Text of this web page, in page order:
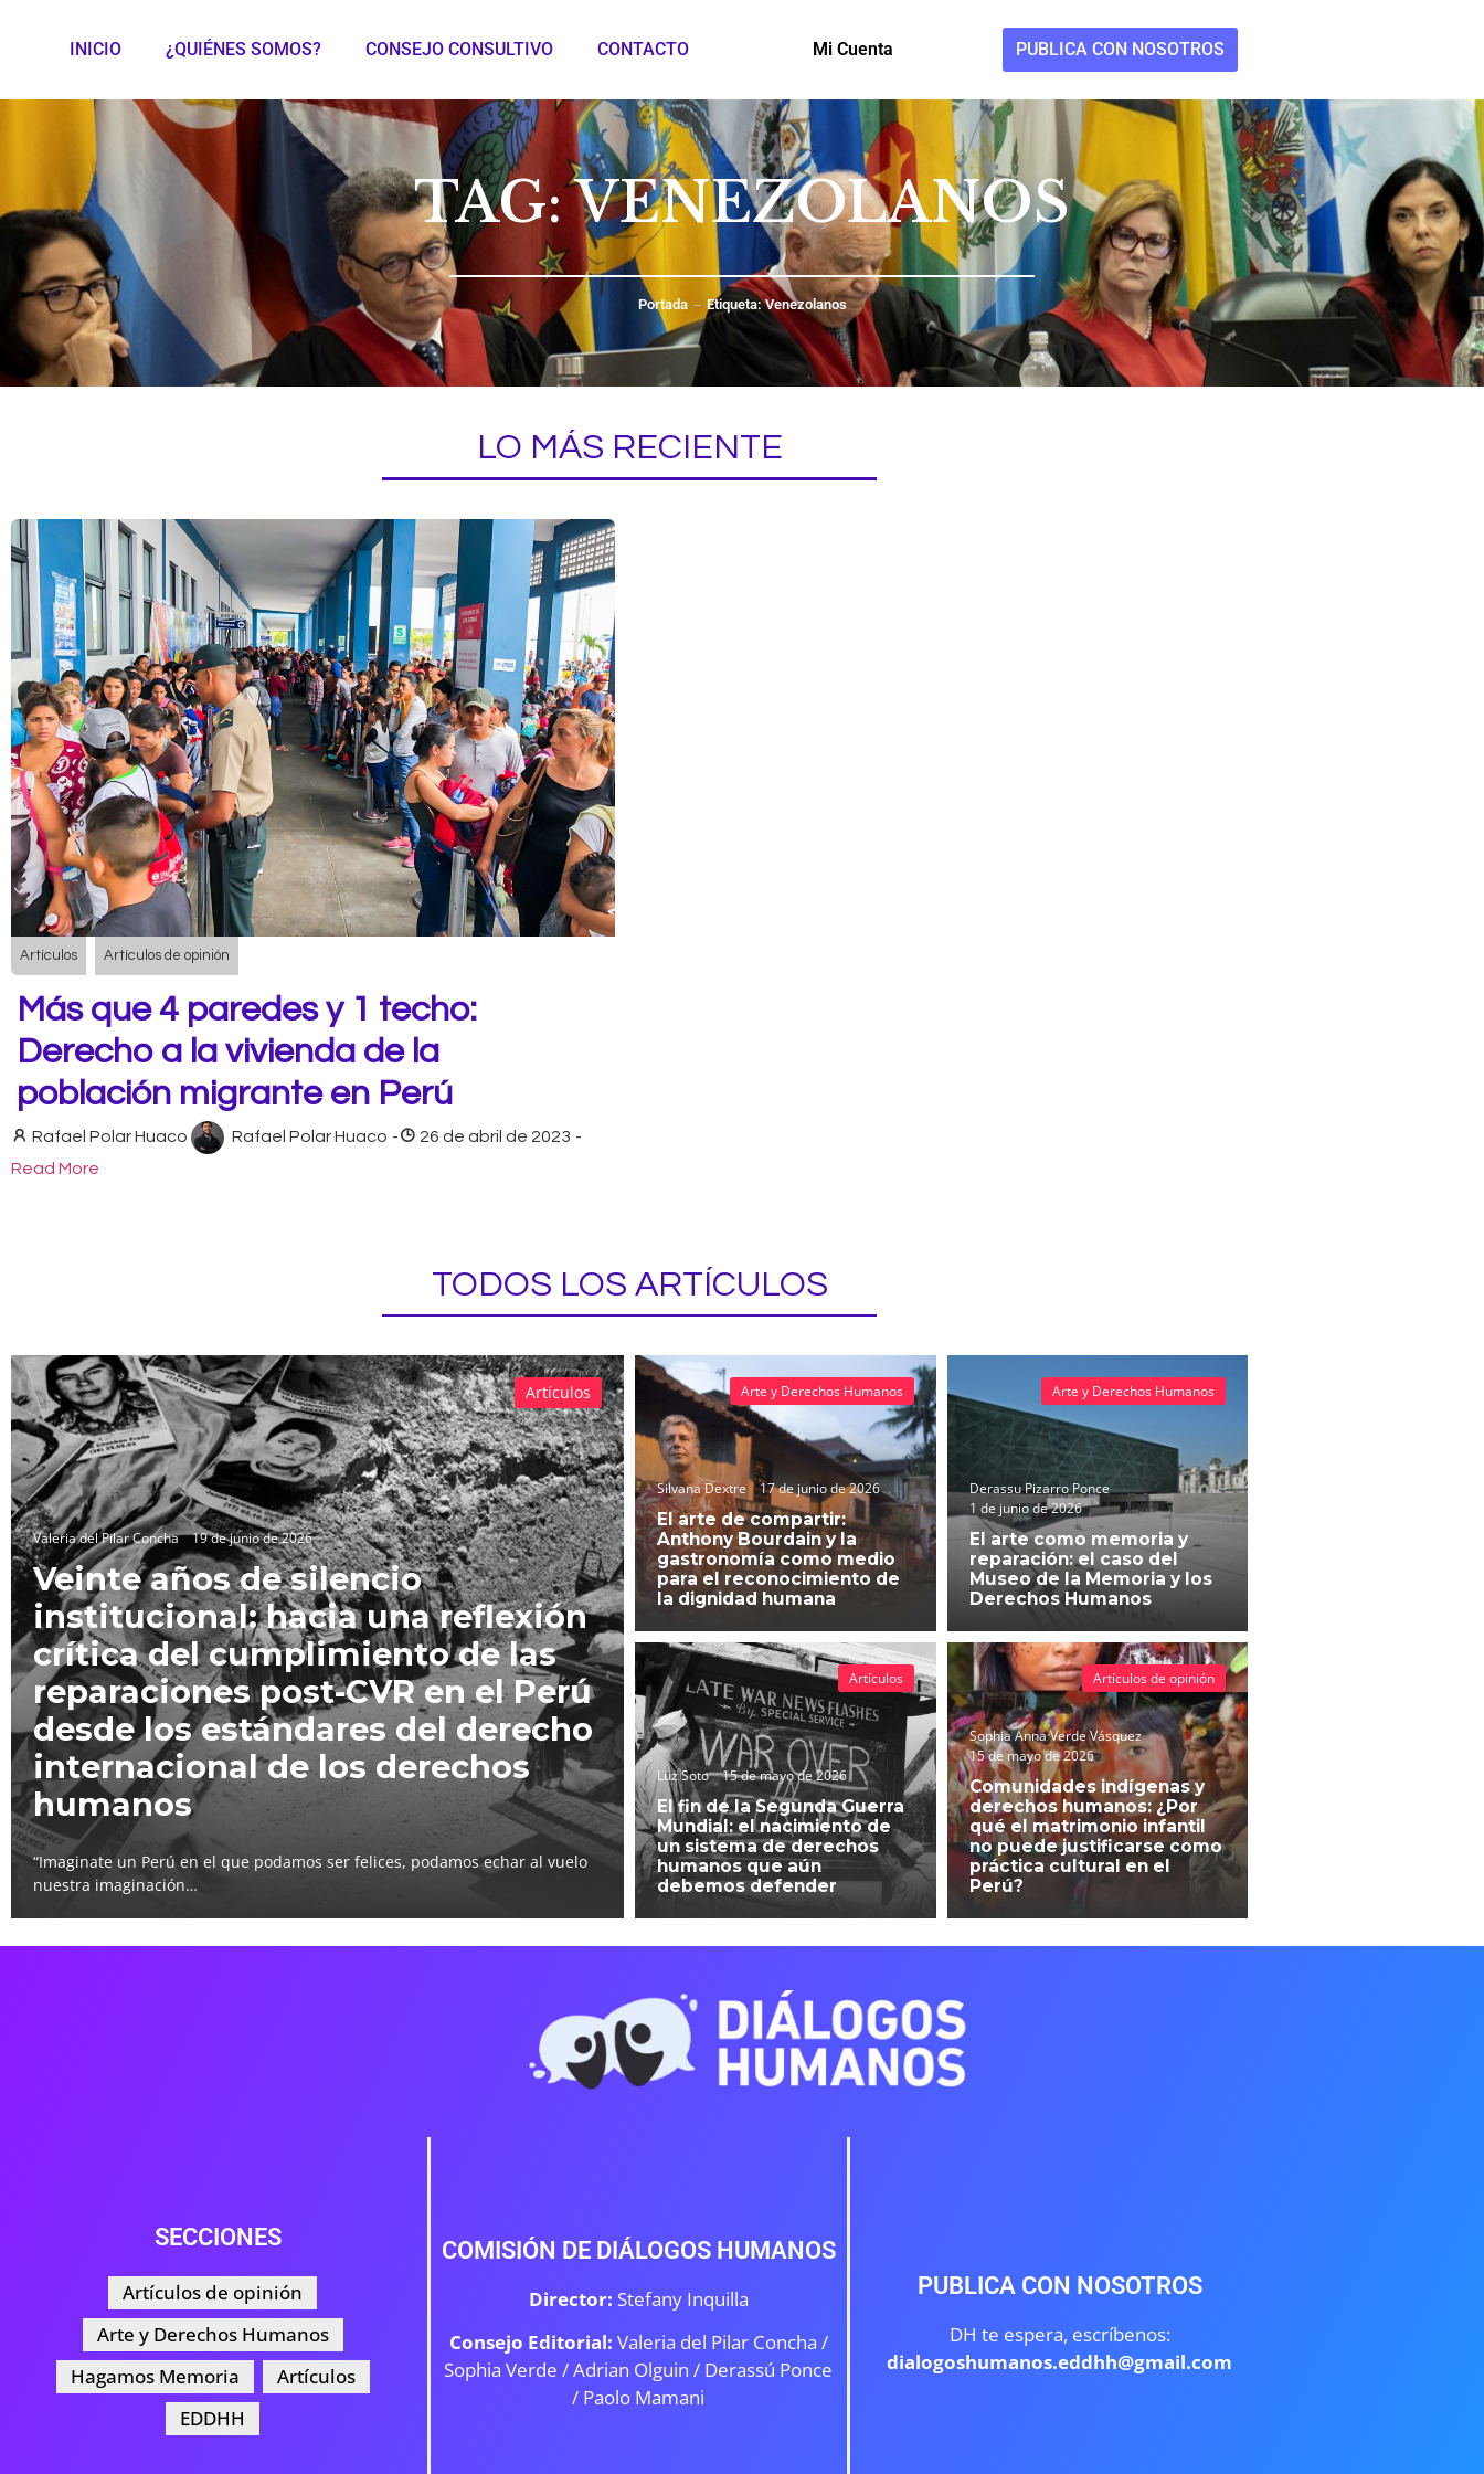
INICIO ¿QUIÉNES SOMOS? CONSEJO CONSULTIVO CONTACTO Mi Cuenta PUBLICA CON NOSOTROS
TAG: VENEZOLANOS
Portada Etiqueta: Venezolanos
LO MÁS RECIENTE
Artículos Artículos de opinión
Más que 4 paredes y 1 techo:
Derecho a la vivienda de la
población migrante en Perú
Rafael Polar Huaco Rafael Polar Huaco - 26 de abril de 2023 -
Read More
TODOS LOS ARTÍCULOS
Valeria del Pilar Concha 19 de junio de 2026
Veinte años de silencio
institucional: hacia una reflexión
crítica del cumplimiento de las
reparaciones post-CVR en el Perú
desde los estándares del derecho
internacional de los derechos
humanos
“Imaginate un Perú en el que podamos ser felices, podamos echar al vuelo
nuestra imaginación…
Artículos
Silvana Dextre 17 de junio de 2026
El arte de compartir:
Anthony Bourdain y la
gastronomía como medio
para el reconocimiento de
la dignidad humana
Arte y Derechos Humanos
Derassu Pizarro Ponce
1 de junio de 2026
El arte como memoria y
reparación: el caso del
Museo de la Memoria y los
Derechos Humanos
Arte y Derechos Humanos
Luz Soto 15 de mayo de 2026
El fin de la Segunda Guerra
Mundial: el nacimiento de
un sistema de derechos
humanos que aún
debemos defender
Artículos
Sophia Anna Verde Vásquez
15 de mayo de 2026
Comunidades indígenas y
derechos humanos: ¿Por
qué el matrimonio infantil
no puede justificarse como
práctica cultural en el
Perú?
Artículos de opinión
SECCIONES
Artículos de opinión
Arte y Derechos Humanos
Hagamos Memoria
Artículos
EDDHH
COMISIÓN DE DIÁLOGOS HUMANOS
Director: Stefany Inquilla
Consejo Editorial: Valeria del Pilar Concha /
Sophia Verde /Adrian Olguin / Derassú Ponce
/ Paolo Mamani
PUBLICA CON NOSOTROS
DH te espera, escríbenos:
dialogoshumanos.eddhh@gmail.com